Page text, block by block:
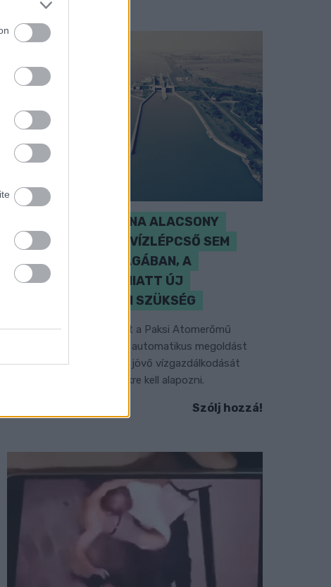
SZAKÉRTŐ A DUNA ALACSONY
VÍZÁLLÁSÁRÓL: A VÍZLÉPCSŐ SEM
CSODASZER ÖNMAGÁBAN, A
KLÍMAVÁLTOZÁS MIATT ÚJ
SZEMLÉLETRE VAN SZÜKSÉG
A BME vízmérnöke szerint a Paksi Atomerőmű
helyzetére sem jelentene automatikus megoldást
egy új dunai vízlépcső - a jövő vízgazdálkodását
pedig már a klímamodellekre kell alapozni.
Szólj hozzá!